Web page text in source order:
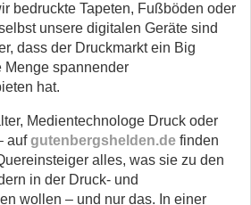
bedruckte Tapeten, Fußböden oder
unsere digitalen Geräte sind
dass der Druckmarkt ein Big
Menge spannender
hat.
Medientechnologe Druck oder
aufgutenbergshelden.de finden
alles, was sie zu den
in der Druck- und
wollen – und nur das. In einer